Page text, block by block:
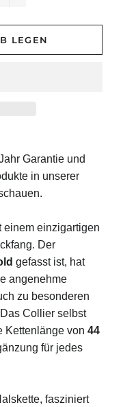
LEGEN
Garantie und
in unserer
einem einzigartigen
Der
gefasst ist, hat
angenehme
zu besonderen
Collier selbst
Kettenlänge von 44
für jedes
fasziniert